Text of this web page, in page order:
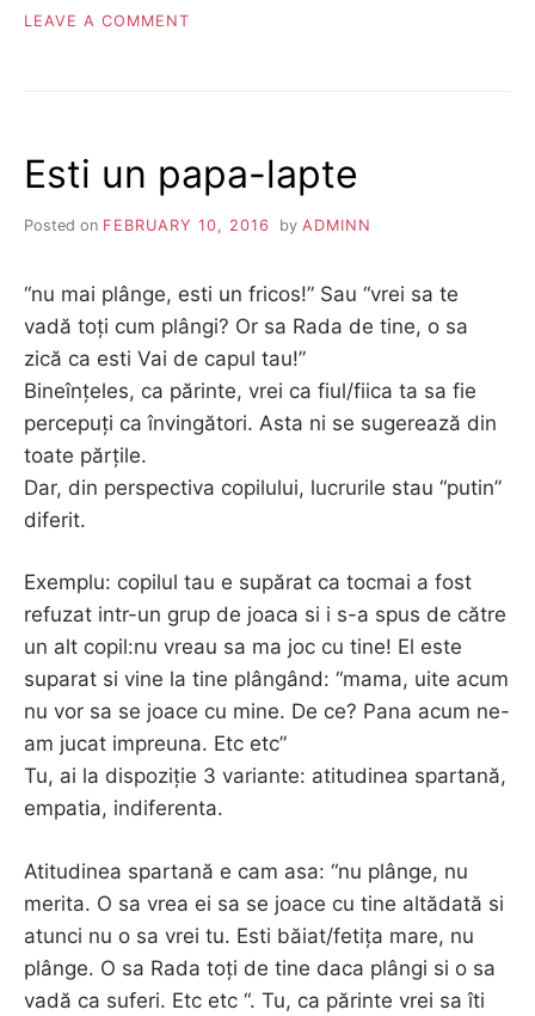
LEAVE A COMMENT
Esti un papa-lapte
Posted on FEBRUARY 10, 2016 by ADMINN
“nu mai plânge, esti un fricos!” Sau “vrei sa te
vadă toți cum plângi? Or sa Rada de tine, o sa
zică ca esti Vai de capul tau!”
Bineînțeles, ca părinte, vrei ca fiul/fiica ta sa fie
percepuți ca învingători. Asta ni se sugerează din
toate părțile.
Dar, din perspectiva copilului, lucrurile stau “putin”
diferit.
Exemplu: copilul tau e supărat ca tocmai a fost
refuzat intr-un grup de joaca si i s-a spus de către
un alt copil:nu vreau sa ma joc cu tine! El este
suparat si vine la tine plângând: “mama, uite acum
nu vor sa se joace cu mine. De ce? Pana acum ne-
am jucat impreuna. Etc etc”
Tu, ai la dispoziție 3 variante: atitudinea spartană,
empatia, indiferenta.
Atitudinea spartană e cam asa: “nu plânge, nu
merita. O sa vrea ei sa se joace cu tine altădată si
atunci nu o sa vrei tu. Esti băiat/fetița mare, nu
plânge. O sa Rada toți de tine daca plângi si o sa
vadă ca suferi. Etc etc “. Tu, ca părinte vrei sa îti